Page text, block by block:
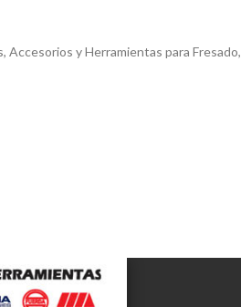
, Accesorios y Herramientas para Fresado,